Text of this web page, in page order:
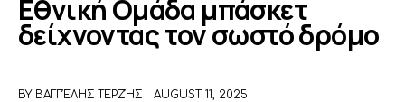
ΑΦΙΕΡΩΜΑΤΑ
MEET THE TEAM
Εθνική Ομάδα μπάσκετ
δείχνοντας τον σωστό δρόμο
BY ΒΑΓΓΈΛΗΣ ΤΕΡΖΉΣ AUGUST 11, 2025